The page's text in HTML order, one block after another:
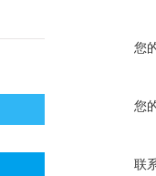
您
您
联